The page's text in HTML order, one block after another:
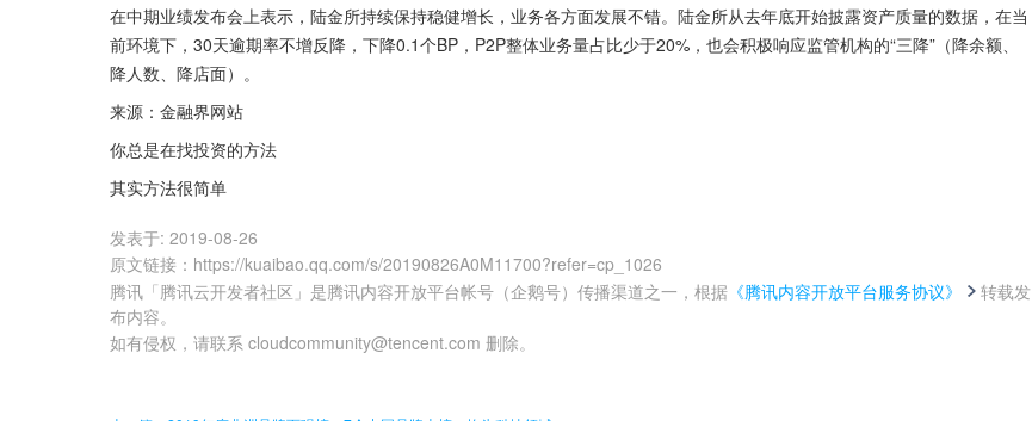
在中期业绩发布会上表示，陆金所持续保持稳健增长，业务各方面发展不错。陆金所从去年底开始披露资产质量的数据，在当
前环境下，30天逾期率不增反降，下降0.1个BP，P2P整体业务量占比少于20%，也会积极响应监管机构的“三降”（降余额、
降人数、降店面）。
来源：金融界网站
你总是在找投资的方法
其实方法很简单
发表于: 2019-08-26
原文链接 ： https://kuaibao.qq.com/s/20190826A0M11700?refer=cp_1026
腾讯「腾讯云开发者社区」是腾讯内容开放平台帐号（企鹅号）传播渠道之一，根据 《腾讯内容开放平台服务协议》
转载发
布内容。
如有侵权，请联系 cloudcommunity@tencent.com 删除。